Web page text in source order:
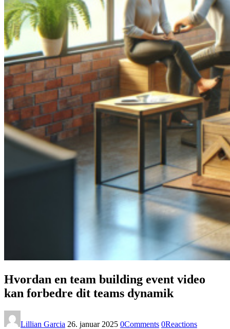
Hvordan en team building event video
kan forbedre dit teams dynamik
Lillian Garcia 26. januar 2025 0Comments 0Reactions